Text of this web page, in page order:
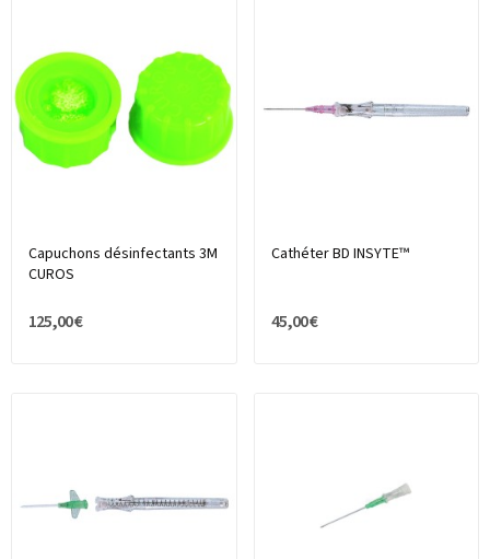
Capuchons désinfectants 3M
CUROS
125,00 €
Cathéter BD INSYTE™
45,00 €